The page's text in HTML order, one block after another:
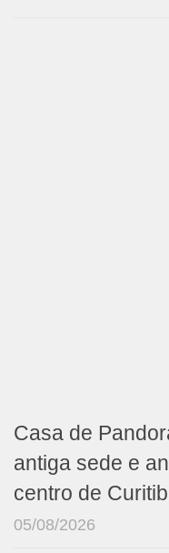
Casa de
antiga sede e
centro de
05/08/2026